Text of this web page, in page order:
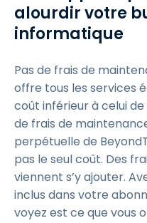
alourdir votre
informatique
Pas de frais de
offre tous les services
coût inférieur à celui
de frais de
perpétuelle de
pas le seul coût. Des
viennent s’y ajouter.
inclus dans votre
voyez est ce que vous